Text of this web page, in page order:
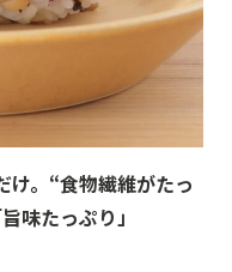
け。“食物繊維がたっ
味たっぷり」